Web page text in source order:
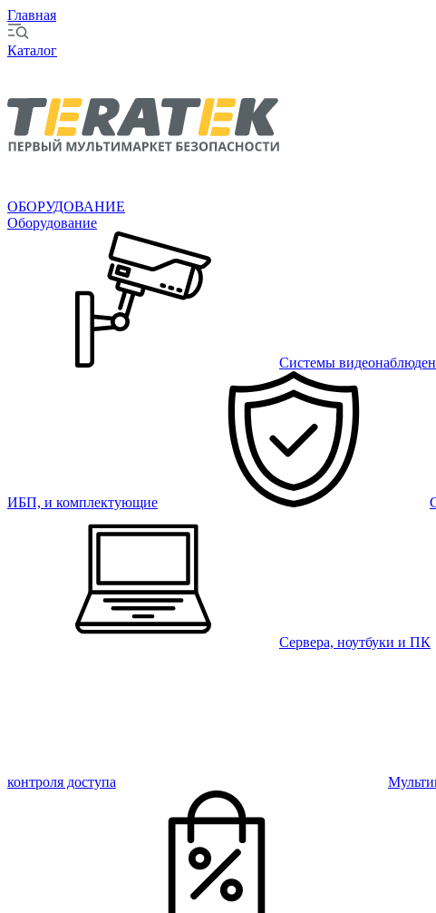
Главная
Каталог
ОБОРУДОВАНИЕ
Оборудование
Системы
ИБП, и комплектующие
Сервера, ноутбуки и ПК
контроля доступа